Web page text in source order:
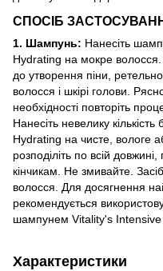
СПОСІБ
1. Шампунь: Нанесіть
Hydrating на мокре
до утворення піни,
волосся і шкірі голови.
необхідності повторіть
Нанесіть невелику
Hydrating на чисте, вологе
розподіліть по всій
кінчикам. Не змивайте.
волосся. Для досягнення
рекомендується
шампунем Vitality's Intensive
Характеристики